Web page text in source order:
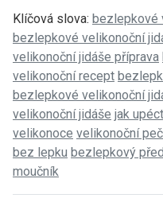
Klíčová slova: bezlepkové
bezlepkové velikonoční
velikonoční jidáše příprava
velikonoční recept
bezlepkové velikonoční
velikonoční jidáše jak
velikonoce velikonoční
bez lepku bezlepkový
moučník